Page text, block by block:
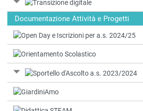
Documentazione Attività e Progetti